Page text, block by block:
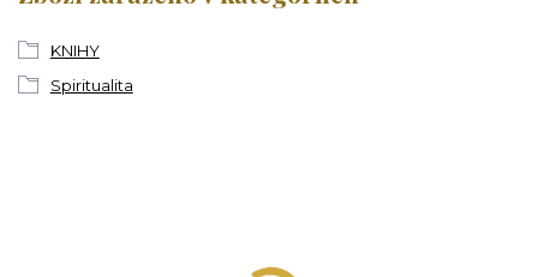
KNIHY
Spiritualita